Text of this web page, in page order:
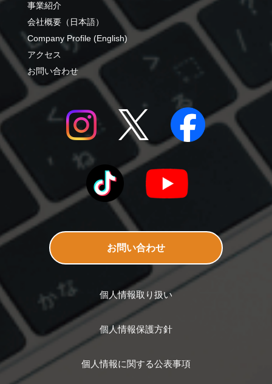
事業紹介
会社概要（日本語）
Company Profile (English)
アクセス
お問い合わせ
お問い合わせ
個人情報取り扱い
個人情報保護方針
個人情報に関する公表事項